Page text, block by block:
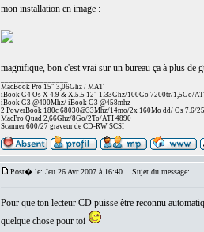
mon installation en image :
magnifique, bon c'est vrai sur un bureau ça à plus de
MacBook Pro 15" 3,06Ghz / MAT
iBook G4 Os X 4.9 & X.5.5 12" 1.33Ghz/100Go 7200tr/1,5Go/
iBook G3 @400Mhz/ iBook G3 @458mhz
2 PowerBook 180c 68030@33Mhz/14mo/2x 160Mo dd/ Os 7.6/
MacPro Quad 2,66Ghz/8Go/2To/ATI 4890
Scanner 600/27 graveur de CD-RW SCSI
Post� le: Jeu 26 Avr 2007 à 16:40 Sujet du message:
Pour que ton lecteur CD puisse être reconnu
quelque chose pour toi